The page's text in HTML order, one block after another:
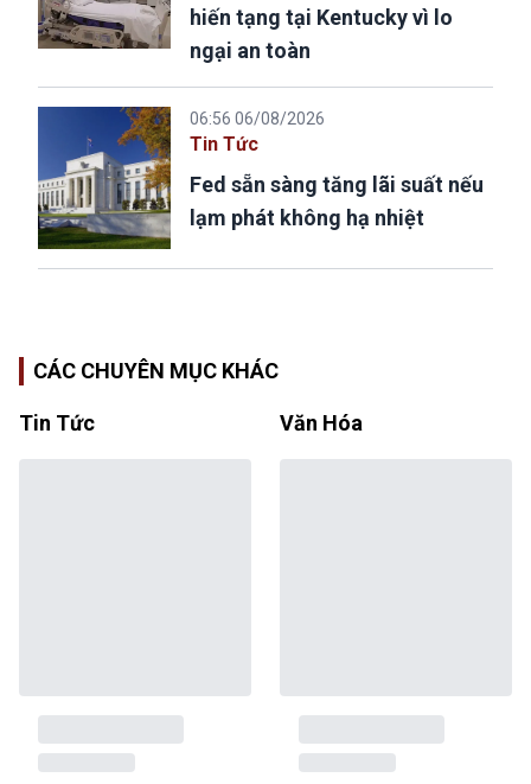
hiến tạng tại Kentucky vì lo
ngại an toàn
06:56 06/08/2026
Tin Tức
Fed sẵn sàng tăng lãi suất nếu
lạm phát không hạ nhiệt
CÁC CHUYÊN MỤC KHÁC
Tin Tức Văn Hóa